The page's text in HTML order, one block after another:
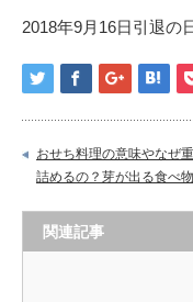
2018年9月16日引退の
おせち料理の意味やなぜ
詰めるの？芽が出る食べ
関連記事